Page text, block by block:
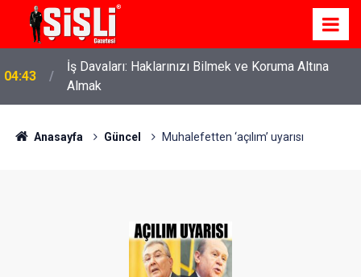
04:43
İş Davaları: Haklarınızı Bilmek ve Koruma Altına
Almak
Anasayfa Güncel Muhalefetten ‘açılım’ uyarısı